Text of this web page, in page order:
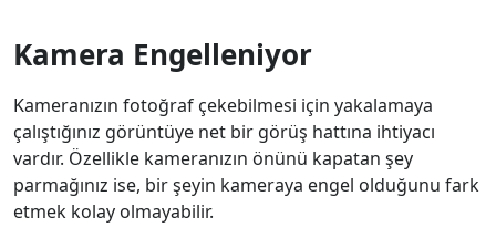
Kamera Engelleniyor
Kameranızın fotoğraf çekebilmesi için yakalamaya
çalıştığınız görüntüye net bir görüş hattına ihtiyacı
vardır. Özellikle kameranızın önünü kapatan şey
parmağınız ise, bir şeyin kameraya engel olduğunu fark
etmek kolay olmayabilir.